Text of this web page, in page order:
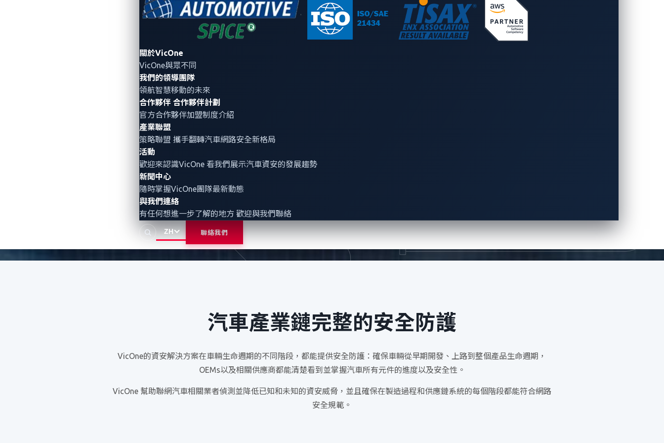
關於VicOne
VicOne與眾不同
我們的領導團隊
領航智慧移動的未來
合作夥伴 合作夥伴計劃
官方合作夥伴加盟制度介紹
產業聯盟
策略聯盟 攜手翻轉汽車網路安全新格局
活動
歡迎來認識VicOne 看我們展示汽車資安的發展趨勢
新聞中心
隨時掌握VicOne團隊最新動態
與我們連絡
有任何想進一步了解的地方 歡迎與我們聯絡
ZH 聯絡我們
汽車產業鏈完整的安全防護
VicOne的資安解決方案在車輛生命週期的不同階段，都能提供安全防護：確保車輛從早期開發、上路到整個產品生命週期，
OEMs以及相關供應商都能清楚看到並掌握汽車所有元件的進度以及安全性。
VicOne 幫助聯網汽車相關業者偵測並降低已知和未知的資安威脅，並且確保在製造過程和供應鏈系統的每個階段都能符合網路
安全規範。